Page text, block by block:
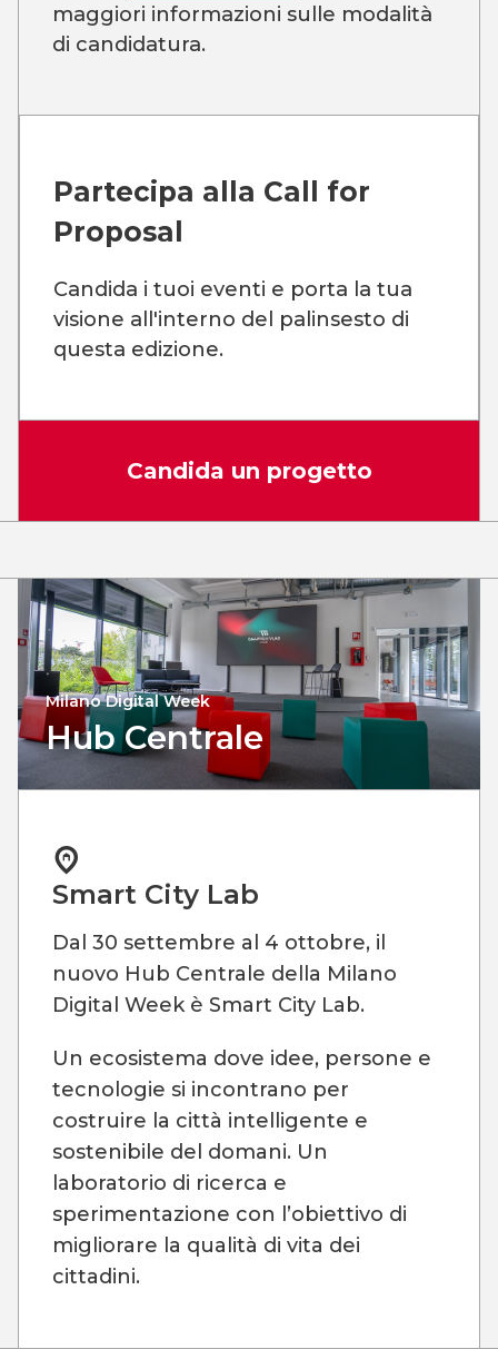
maggiori informazioni sulle modalità
di candidatura.
Partecipa alla Call for
Proposal
Candida i tuoi eventi e porta la tua
visione all'interno del palinsesto di
questa edizione.
Candida un progetto
Milano Digital Week
Hub Centrale
Smart City Lab
Dal 30 settembre al 4 ottobre, il
nuovo Hub Centrale della Milano
Digital Week è Smart City Lab.
Un ecosistema dove idee, persone e
tecnologie si incontrano per
costruire la città intelligente e
sostenibile del domani. Un
laboratorio di ricerca e
sperimentazione con l’obiettivo di
migliorare la qualità di vita dei
cittadini.